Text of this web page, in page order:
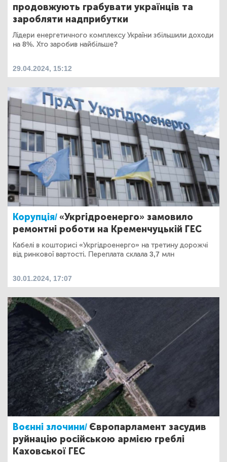
продовжують грабувати українців та
заробляти надприбутки
Лідери енергетичного комплексу України збільшили доходи
на 8%. Хто заробив найбільше?
29.04.2024, 15:12
Корупція/«Укргідроенерго» замовило
ремонтні роботи на Кременчуцькій ГЕС
Кабелі в кошторисі «Укргідроенерго» на третину дорожчі
від ринкової вартості. Переплата склала 3,7 млн
30.01.2024, 17:07
Воєнні злочини/ Європарламент засудив
руйнацію російською армією греблі
Каховської ГЕС